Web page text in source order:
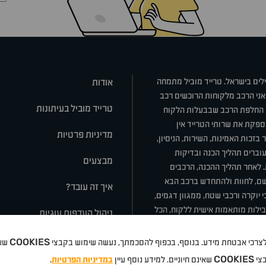
בישראל. טרייד מוביל מתמחה
הרכב מלקוחות הרוכשים רכב
החלפת הרכב שבבעלות הלקוח
את שרותי הטרייד אין
האמינות, השירות, הניסיון,
תהליך הכנה ובדיקות
לאחר תהליך ההכנה, הרכבים
לחוות ולהתחדש ברכב הבא
יוקרה ורכבי שטח, ממגוון דגמים,
מותאמות אישית ללקוח, הכל
אודות
טרייד מוביל בעיתונות
מדיניות פרטיות
מבצעים
איך זה עובד?
ניהול העדפות עוגיות
ניסאןטויוטה דאצ'יה פולקסווגןטסלהג'יפ ב מ וולקסוסאאודיסקודה
ולצרכי אבטחת מידע. בנוסף, בכפוף להסכמתך, נעשה שימוש בקבצי COOKIES
COOKIES שאינם חיוניים. למידע נוסף עיין במדיניות הפרטיות.